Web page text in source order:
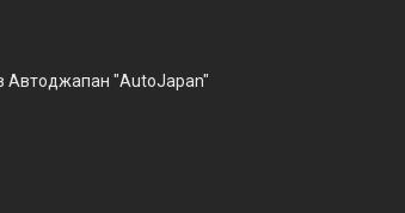
Автоджапан "AutoJapan"